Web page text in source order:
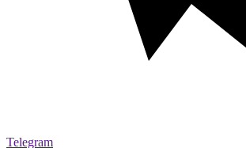
Telegram